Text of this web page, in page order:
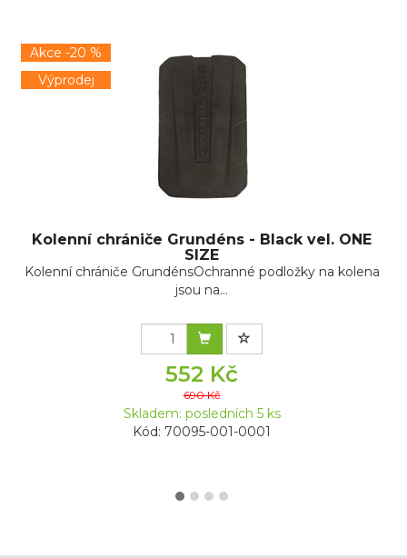
Akce -20 %
Výprodej
Kolenní chrániče Grundéns - Black vel. ONE
SIZE
Kolenní chrániče GrundénsOchranné podložky na kolena
jsou na...
552 Kč
690 Kč
Skladem: posledních 5 ks
Kód: 70095-001-0001